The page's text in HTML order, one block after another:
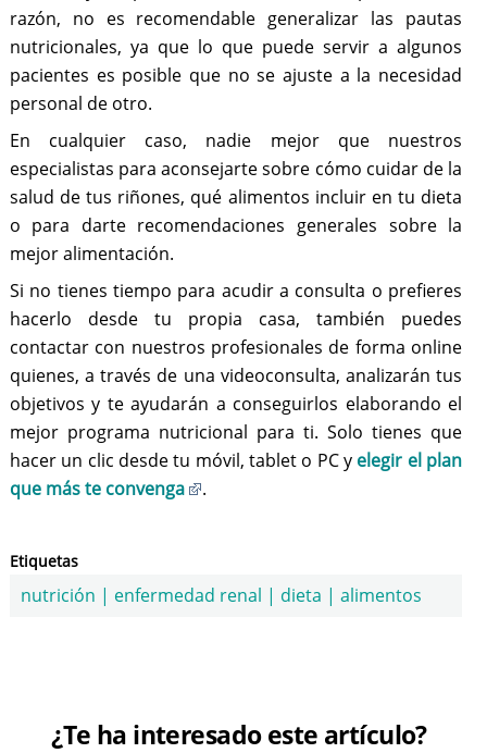
razón, no es recomendable generalizar las pautas
nutricionales, ya que lo que puede servir a algunos
pacientes es posible que no se ajuste a la necesidad
personal de otro.
En cualquier caso, nadie mejor que nuestros
especialistas para aconsejarte sobre cómo cuidar de la
salud de tus riñones, qué alimentos incluir en tu dieta
o para darte recomendaciones generales sobre la
mejor alimentación.
Si no tienes tiempo para acudir a consulta o prefieres
hacerlo desde tu propia casa, también puedes
contactar con nuestros profesionales de forma online
quienes, a través de una videoconsulta, analizarán tus
objetivos y te ayudarán a conseguirlos elaborando el
mejor programa nutricional para ti. Solo tienes que
hacer un clic desde tu móvil, tablet o PC y elegir el plan
que más te convenga
.
Etiquetas
nutrición | enfermedad renal | dieta | alimentos
¿Te ha interesado este artículo?